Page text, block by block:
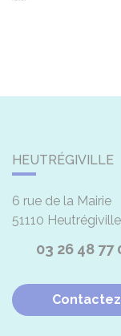
HEUTRÉGIVILLE
6 rue de la Mairie
51110 Heutrégiville
03 26 48 77